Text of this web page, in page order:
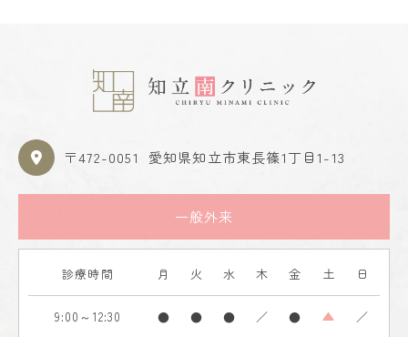
〒472-0051 愛知県知立市東長篠1丁目1-13
一般外来
診療時間 月 火 水 木 金 土 日
9:00～12:30 ● ● ● ／ ● ▲ ／